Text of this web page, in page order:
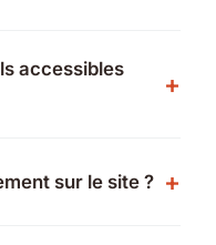
accessibles
sur le site ?